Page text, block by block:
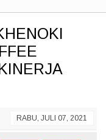
RABU, JULI 07, 2021